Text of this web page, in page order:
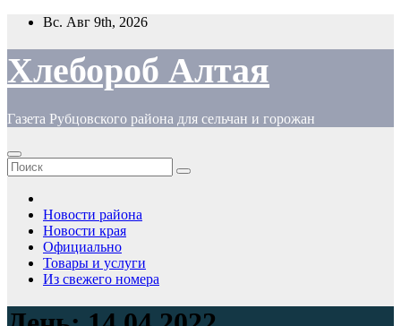
Перейти
содержимому
Вс. Авг 9th, 2026
Хлебороб Алтая
Газета Рубцовского района для сельчан и горожан
Новости района
Новости края
Официально
Товары и услуги
Из свежего номера